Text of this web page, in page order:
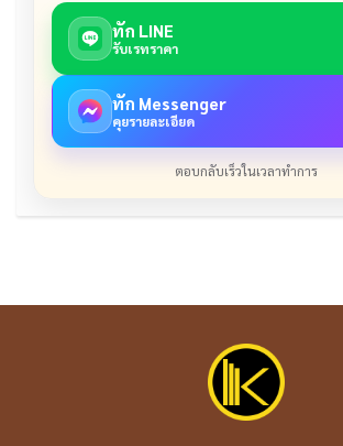
ทัก LINE
รับเรทราคา
ทัก Messenger
คุยรายละเอียด
ตอบกลับเร็วในเวลาทำการ